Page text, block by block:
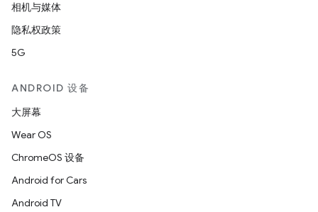
相机与媒体
隐私权政策
5G
ANDROID 设备
大屏幕
Wear OS
ChromeOS 设备
Android for Cars
Android TV